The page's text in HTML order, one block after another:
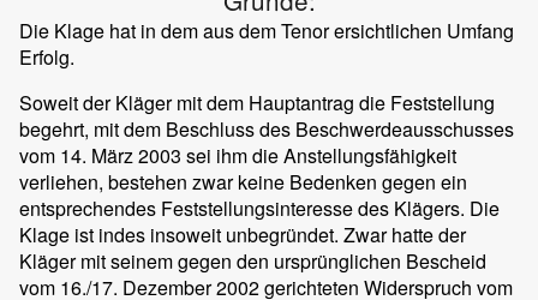
Die Klage hat in dem aus dem Tenor ersichtlichen Umfang
Erfolg.
Soweit der Kläger mit dem Hauptantrag die Feststellung
begehrt, mit dem Beschluss des Beschwerdeausschusses
vom 14. März 2003 sei ihm die Anstellungsfähigkeit
verliehen, bestehen zwar keine Bedenken gegen ein
entsprechendes Feststellungsinteresse des Klägers. Die
Klage ist indes insoweit unbegründet. Zwar hatte der
Kläger mit seinem gegen den ursprünglichen Bescheid
vom 16./17. Dezember 2002 gerichteten Widerspruch vom